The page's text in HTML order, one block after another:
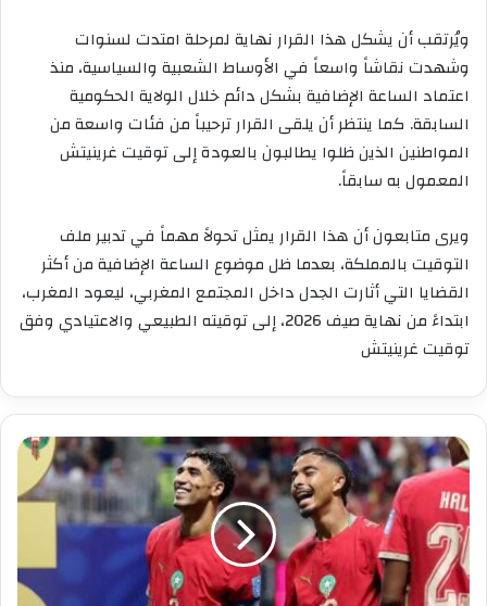
ويُرتقب أن يشكل هذا القرار نهاية لمرحلة امتدت لسنوات
وشهدت نقاشاً واسعاً في الأوساط الشعبية والسياسية، منذ
اعتماد الساعة الإضافية بشكل دائم خلال الولاية الحكومية
السابقة. كما ينتظر أن يلقى القرار ترحيباً من فئات واسعة من
المواطنين الذين ظلوا يطالبون بالعودة إلى توقيت غرينيتش
المعمول به سابقاً.
ويرى متابعون أن هذا القرار يمثل تحولاً مهماً في تدبير ملف
التوقيت بالمملكة، بعدما ظل موضوع الساعة الإضافية من أكثر
القضايا التي أثارت الجدل داخل المجتمع المغربي، ليعود المغرب،
ابتداءً من نهاية صيف 2026، إلى توقيته الطبيعي والاعتيادي وفق
توقيت غرينيتش
المغرب
يهزم
هايتي
برباعية
مثيرة
ويبلغ
دور